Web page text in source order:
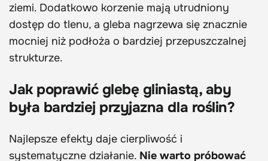
ziemi. Dodatkowo korzenie mają utrudniony
dostęp do tlenu, a gleba nagrzewa się znacznie
mocniej niż podłoża o bardziej przepuszczalnej
strukturze.
Jak poprawić glebę gliniastą, aby
była bardziej przyjazna dla roślin?
Najlepsze efekty daje cierpliwość i
systematyczne działanie. Nie warto próbować